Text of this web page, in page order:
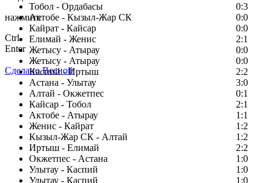
Тобол - Ордабасы
0:3
Актобе - Кызыл-Жар СК
0:0
Кайрат - Кайсар
0:0
Елимай - Женис
2:1
Жетысу - Атырау
0:0
Жетысу - Атырау
0:0
Каспий - Иртыш
2:2
Астана - Улытау
3:0
Алтай - Окжетпес
0:1
Кайсар - Тобол
2:1
Актобе - Атырау
1:1
Женис - Кайрат
1:2
Кызыл-Жар СК - Алтай
1:2
Иртыш - Елимай
2:2
Окжетпес - Астана
1:0
Улытау - Каспий
1:0
Улытау - Каспий
1:0
нажмите
Ctrl
Enter
Сделано Весной